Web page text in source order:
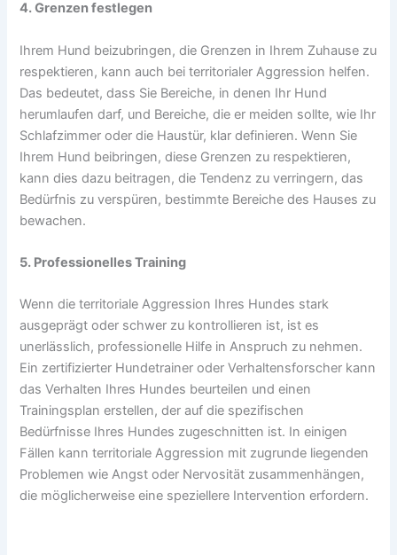
4. Grenzen festlegen
Ihrem Hund beizubringen, die Grenzen in Ihrem Zuhause zu
respektieren, kann auch bei territorialer Aggression helfen.
Das bedeutet, dass Sie Bereiche, in denen Ihr Hund
herumlaufen darf, und Bereiche, die er meiden sollte, wie Ihr
Schlafzimmer oder die Haustür, klar definieren. Wenn Sie
Ihrem Hund beibringen, diese Grenzen zu respektieren,
kann dies dazu beitragen, die Tendenz zu verringern, das
Bedürfnis zu verspüren, bestimmte Bereiche des Hauses zu
bewachen.
5. Professionelles Training
Wenn die territoriale Aggression Ihres Hundes stark
ausgeprägt oder schwer zu kontrollieren ist, ist es
unerlässlich, professionelle Hilfe in Anspruch zu nehmen.
Ein zertifizierter Hundetrainer oder Verhaltensforscher kann
das Verhalten Ihres Hundes beurteilen und einen
Trainingsplan erstellen, der auf die spezifischen
Bedürfnisse Ihres Hundes zugeschnitten ist. In einigen
Fällen kann territoriale Aggression mit zugrunde liegenden
Problemen wie Angst oder Nervosität zusammenhängen,
die möglicherweise eine speziellere Intervention erfordern.